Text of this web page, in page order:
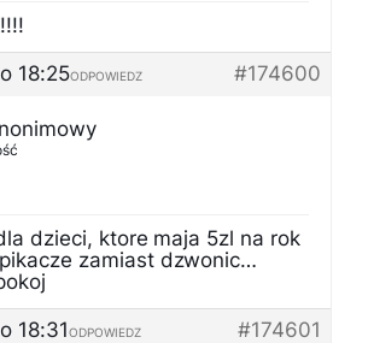
18:25
#174600
ODPOWIEDZ
dzieci, ktore maja 5zl na rok
zamiast dzwonic…
18:31
#174601
ODPOWIEDZ